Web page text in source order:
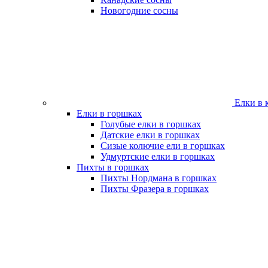
Новогодние сосны
Елки в
Елки в горшках
Голубые елки в горшках
Датские елки в горшках
Сизые колючие ели в горшках
Удмуртские елки в горшках
Пихты в горшках
Пихты Нордмана в горшках
Пихты Фразера в горшках